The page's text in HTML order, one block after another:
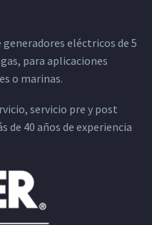
eléctricos de 5
para aplicaciones
o marinas.
servicio pre y post
de 40 años de experiencia